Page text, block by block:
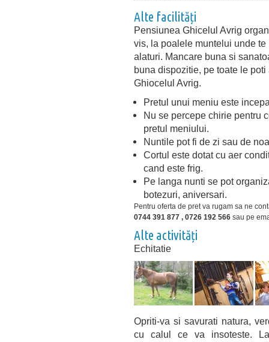
Alte facilități
Pensiunea Ghicelul Avrig
vis, la poalele muntelui unde
alaturi. Mancare buna si
buna dispozitie, pe toate le
Ghiocelul Avrig.
Pretul unui meniu este
Nu se percepe chirie pentru
pretul meniului.
Nuntile pot fi de zi sau de
Cortul este dotat cu aer
cand este frig.
Pe langa nunti se pot
botezuri, aniversari.
Pentru oferta de pret va rugam sa ne
0744 391 877 , 0726 192 566 sau pe
Alte activități
Echitatie
Opriti-va si savurati natura,
cu calul ce va insoteste.